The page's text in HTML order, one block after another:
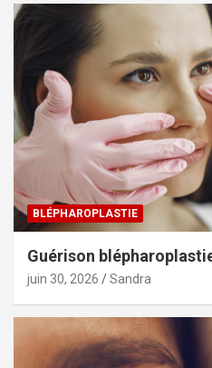
b
l
c
a
t
i
o BLÉPHAROPLASTIE
Guérison
juin 30, 2026 Sandra